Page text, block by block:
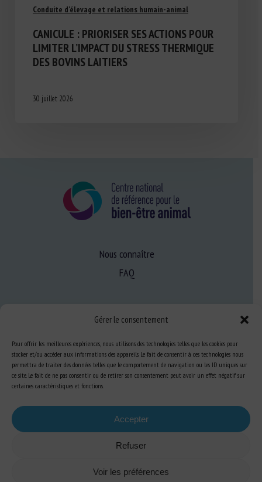
Gérer le consentement
Pour offrir les meilleures expériences, nous utilisons des technologies telles que les cookies pour
stocker et/ou accéder aux informations des appareils. Le fait de consentir à ces technologies nous
permettra de traiter des données telles que le comportement de navigation ou les ID uniques sur
ce site. Le fait de ne pas consentir ou de retirer son consentement peut avoir un effet négatif sur
certaines caractéristiques et fonctions.
Accepter
Refuser
Voir les préférences
Conduite d'élevage et relations humain-animal
CANICULE : PRIORISER SES ACTIONS POUR
LIMITER L’IMPACT DU STRESS THERMIQUE
DES BOVINS LAITIERS
30 juillet 2026
Nous connaître
FAQ
Se former au BEA
S’abonner aux actualités